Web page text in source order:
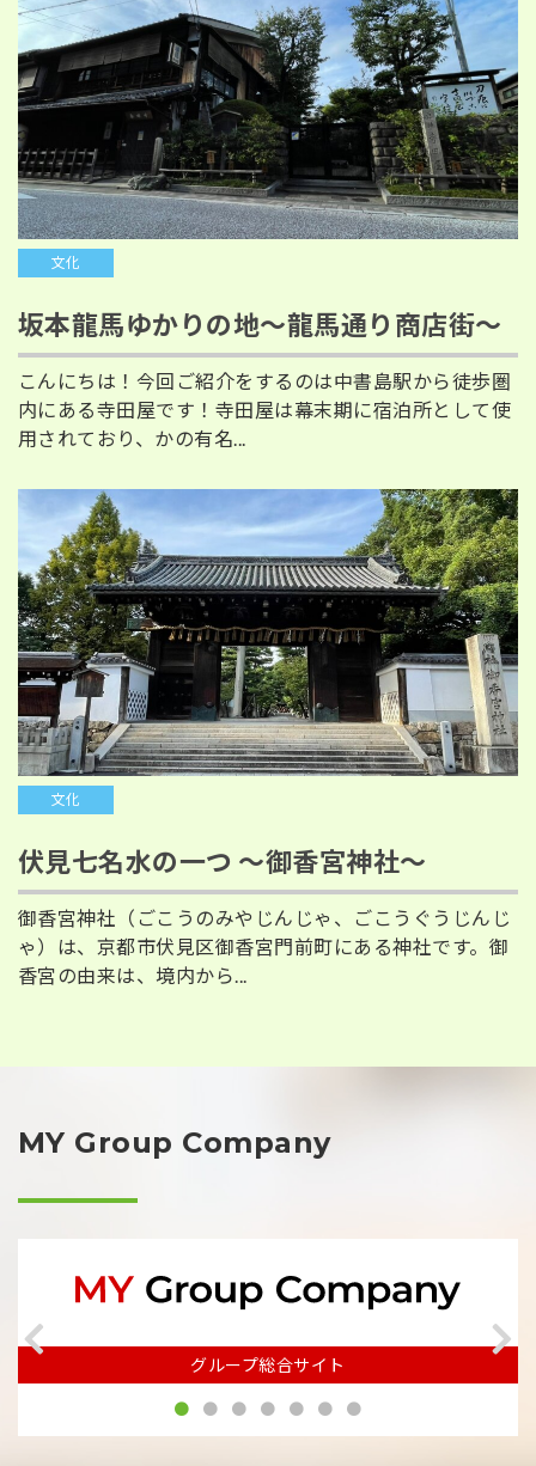
文化
坂本龍馬ゆかりの地～龍馬通り商店街～
こんにちは！今回ご紹介をするのは中書島駅から徒歩圏
内にある寺田屋です！寺田屋は幕末期に宿泊所として使
用されており、かの有名...
文化
伏見七名水の一つ ～御香宮神社～
御香宮神社（ごこうのみやじんじゃ、ごこうぐうじんじ
ゃ）は、京都市伏見区御香宮門前町にある神社です。御
香宮の由来は、境内から...
MY Group Company
グループ総合サイト